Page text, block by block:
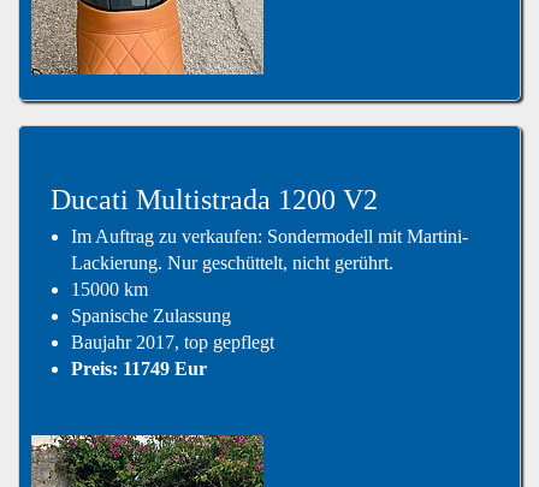
Ducati Multistrada 1200 V2
Im Auftrag zu verkaufen: Sondermodell mit Martini-
Lackierung. Nur geschüttelt, nicht gerührt.
15000 km
Spanische Zulassung
Baujahr 2017, top gepflegt
Preis: 11749 Eur